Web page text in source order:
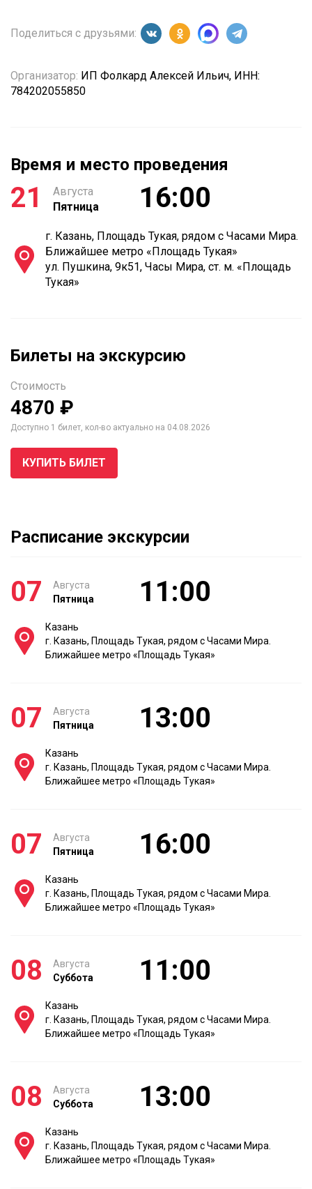
Поделиться с друзьями:
Организатор: ИП Фолкард Алексей Ильич, ИНН:
784202055850
Время и место проведения
21
Августа
Пятница
16:00
г. Казань, Площадь Тукая, рядом с Часами Мира.
Ближайшее метро «Площадь Тукая»
ул. Пушкина, 9к51, Часы Мира, ст. м. «Площадь
Тукая»
Билеты на экскурсию
Стоимость
4870 ₽
Доступно 1 билет, кол-во актуально на 04.08.2026
КУПИТЬ БИЛЕТ
Расписание экскурсии
07
Августа
Пятница
11:00
Казань
г. Казань, Площадь Тукая, рядом с Часами Мира.
Ближайшее метро «Площадь Тукая»
07
Августа
Пятница
13:00
Казань
г. Казань, Площадь Тукая, рядом с Часами Мира.
Ближайшее метро «Площадь Тукая»
07
Августа
Пятница
16:00
Казань
г. Казань, Площадь Тукая, рядом с Часами Мира.
Ближайшее метро «Площадь Тукая»
08
Августа
Суббота
11:00
Казань
г. Казань, Площадь Тукая, рядом с Часами Мира.
Ближайшее метро «Площадь Тукая»
08
Августа
Суббота
13:00
Казань
г. Казань, Площадь Тукая, рядом с Часами Мира.
Ближайшее метро «Площадь Тукая»